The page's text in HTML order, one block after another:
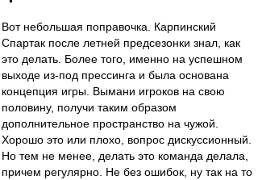
Вот небольшая поправочка. Карпинский
Спартак после летней предсезонки знал, как
это делать. Более того, именно на успешном
выходе из-под прессинга и была основана
концепция игры. Вымани игроков на свою
половину, получи таким образом
дополнительное пространство на чужой.
Хорошо это или плохо, вопрос дискуссионный.
Но тем не менее, делать это команда делала,
причем регулярно. Не без ошибок, ну так на то